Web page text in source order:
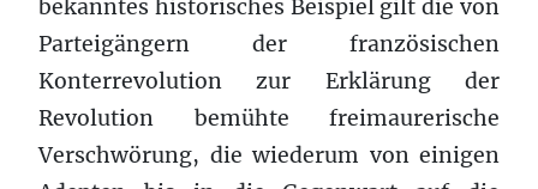
bekanntes historisches Beispiel gilt die von
Parteigängern der französischen
Konterrevolution zur Erklärung der
Revolution bemühte freimaurerische
Verschwörung, die wiederum von einigen